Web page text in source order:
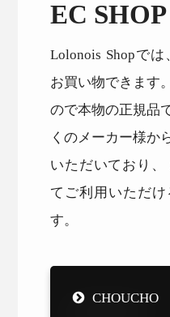
EC
Lolonois Shopで
お買い物できます
ので本物の正規品
くのメーカー様か
いただいており、
てご利用いただ
す。
CHOUCHO